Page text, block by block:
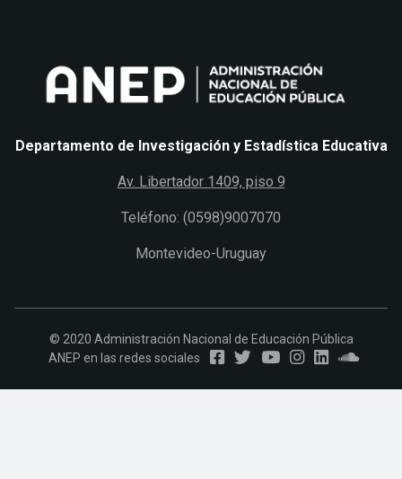
Departamento de Investigación y Estadística Educativa
Av. Libertador 1409, piso 9
Teléfono: (0598)9007070
Montevideo-Uruguay
© 2020 Administración Nacional de Educación Pública
ANEP en las redes sociales